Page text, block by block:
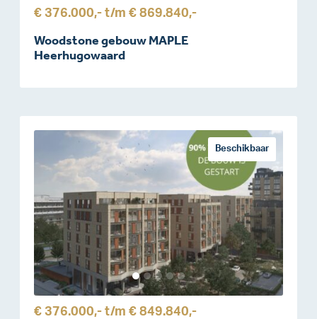
€ 376.000,- t/m € 869.840,-
Woodstone gebouw MAPLE
Heerhugowaard
Beschikbaar
€ 376.000,- t/m € 849.840,-